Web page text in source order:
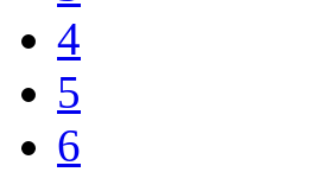
4
5
6